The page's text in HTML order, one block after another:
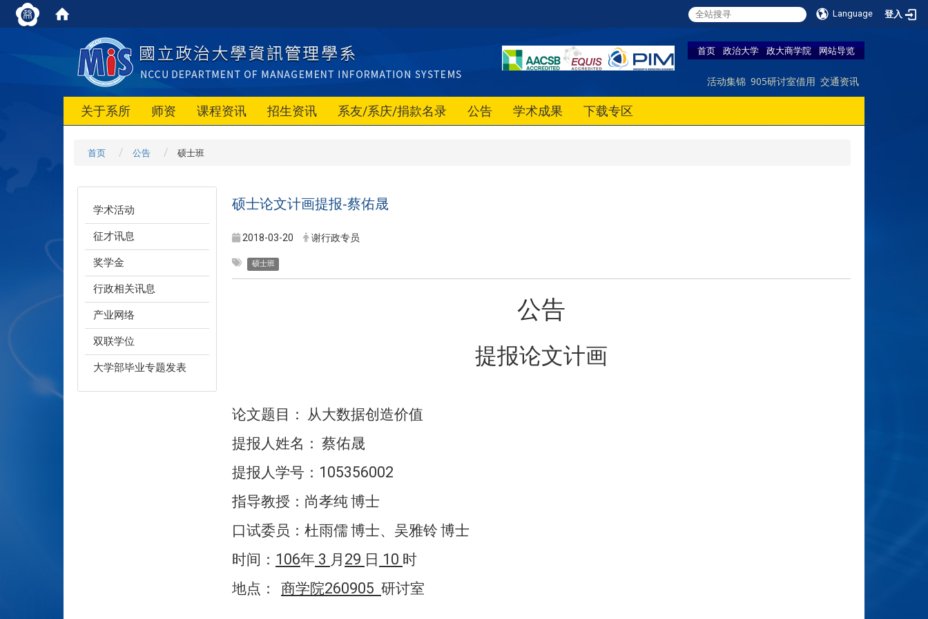
Language 登入
首页 政治大学 政大商学院 网站导览
活动集锦 905研讨室借用 交通资讯
关于系所 师资 课程资讯 招生资讯 系友/系庆/捐款名录 公告 学术成果 下载专区
首页 公告 硕士班
学术活动
征才讯息
奖学金
行政相关讯息
产业网络
双联学位
大学部毕业专题发表
硕士论文计画提报-蔡佑晟
2018-03-20 谢行政专员
硕士班
公告
提报论文计画
论文题目：
从大数据创造价值
提报人姓名： 蔡佑晟
提报人学号： 105356002
指导教授：尚孝纯博士
口试委员：杜雨儒 博士、吴雅铃 博士
时间： 106年 3 月 29 日 10 时
地点：
商学院260905 研讨室